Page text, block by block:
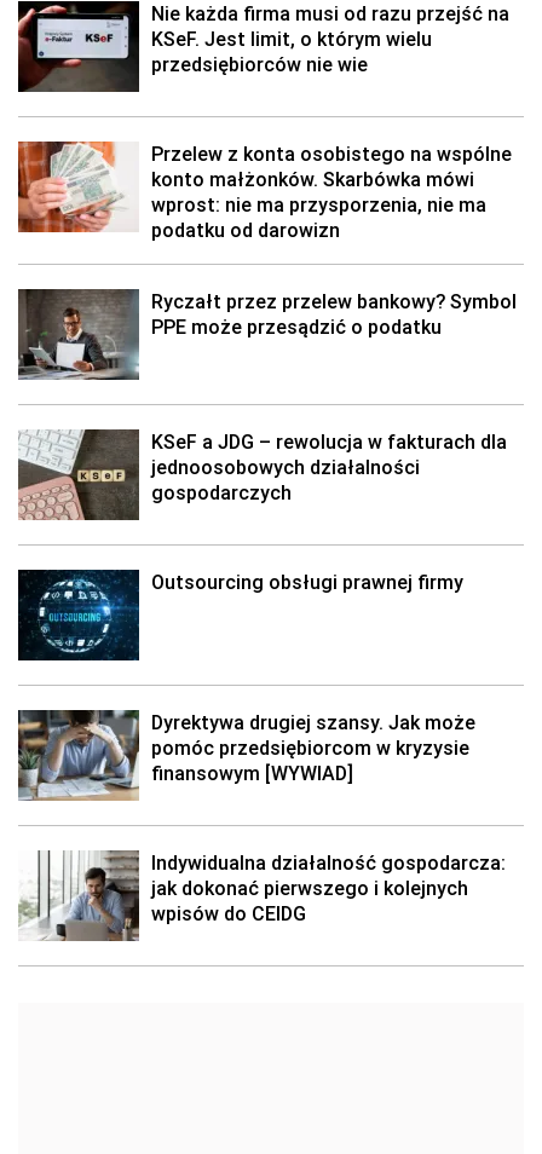
Nie każda firma musi od razu przejść na
KSeF. Jest limit, o którym wielu
przedsiębiorców nie wie
Przelew z konta osobistego na wspólne
konto małżonków. Skarbówka mówi
wprost: nie ma przysporzenia, nie ma
podatku od darowizn
Ryczałt przez przelew bankowy? Symbol
PPE może przesądzić o podatku
KSeF a JDG – rewolucja w fakturach dla
jednoosobowych działalności
gospodarczych
Outsourcing obsługi prawnej firmy
Dyrektywa drugiej szansy. Jak może
pomóc przedsiębiorcom w kryzysie
finansowym [WYWIAD]
Indywidualna działalność gospodarcza:
jak dokonać pierwszego i kolejnych
wpisów do CEIDG